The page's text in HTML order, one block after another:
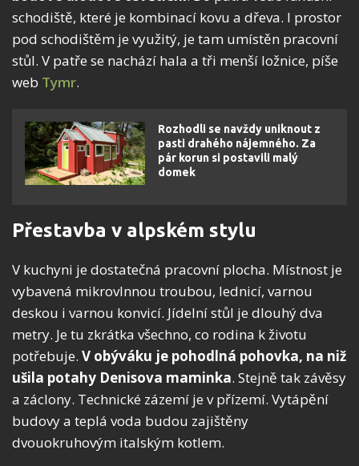
schodiště, které je kombinací kovu a dřeva. I prostor
pod schodištěm je využitý, je tam umístěn pracovní
stůl. V patře se nachází hala a tři menší ložnice, píše
web Tymr.
Rozhodli se navždy uniknout z
pasti drahého nájemného. Za
pár korun si postavili malý
domek
Přestavba v alpském stylu
V kuchyni je dostatečná pracovní plocha. Místnost je
vybavená mikrovlnnou troubou, lednicí, varnou
deskou i varnou konvicí. Jídelní stůl je dlouhý dva
metry. Je tu zkrátka všechno, co rodina k životu
potřebuje. V obýváku je pohodlná pohovka, na niž
ušila potahy Denisova maminka. Stejně tak závěsy
a záclony. Technické zázemí je v přízemí. Vytápění
budovy a teplá voda budou zajištěny
dvouokruhovým italským kotlem.